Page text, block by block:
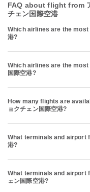
FAQ about flight from
チェン国際空港
Which airlines are the most
港?
Which airlines are the most
国際空港?
How many flights are
ョクチェン国際空港?
What terminals and airport
港?
What terminals and airport
ェン国際空港?